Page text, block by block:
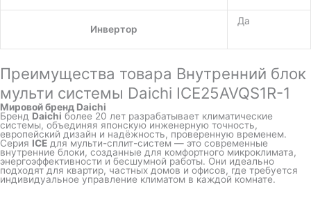
Инвертор
Да
Преимущества товара Внутренний блок
мульти системы Daichi ICE25AVQS1R-1
Мировой бренд Daichi
Бренд Daichi более 20 лет разрабатывает климатические
системы, объединяя японскую инженерную точность,
европейский дизайн и надёжность, проверенную временем.
Серия ICE для мульти-сплит-систем — это современные
внутренние блоки, созданные для комфортного микроклимата,
энергоэффективности и бесшумной работы. Они идеально
подходят для квартир, частных домов и офисов, где требуется
индивидуальное управление климатом в каждой комнате.